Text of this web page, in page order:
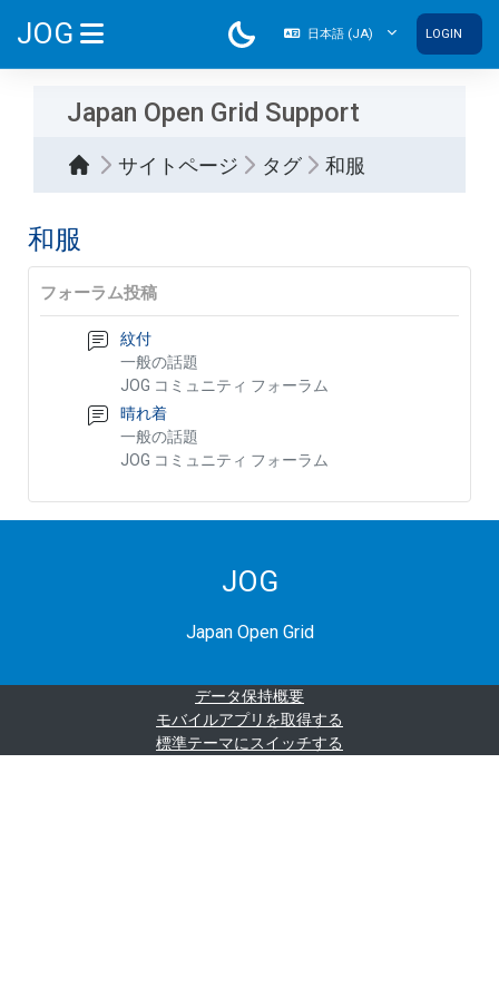
JOG 日本語 ‎(JA)‎ LOGIN
Japan Open Grid Support
サイトページ タグ 和服
和服
フォーラム投稿
紋付
一般の話題
JOG コミュニティ フォーラム
晴れ着
一般の話題
JOG コミュニティ フォーラム
JOG
Japan Open Grid
データ保持概要
モバイルアプリを取得する
標準テーマにスイッチする